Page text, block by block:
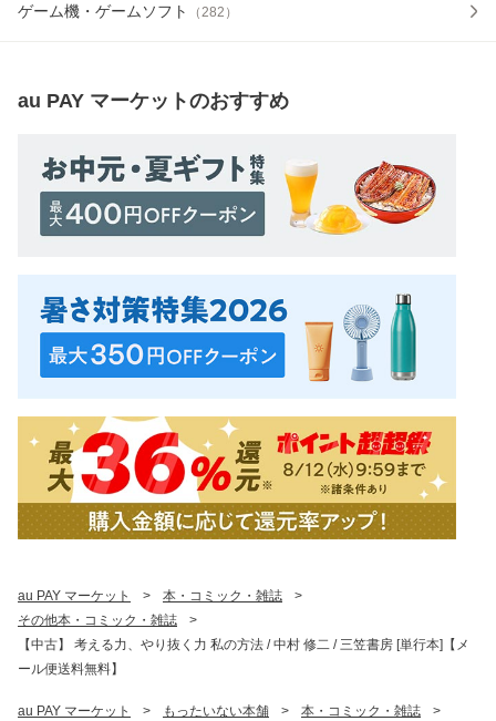
ゲーム機・ゲームソフト （282 ）
au PAY マーケットのおすすめ
au PAY マーケット > 本・コミック・雑誌
>
その他本・コミック・雑誌
>
【中古】 考える力、やり抜く力 私の方法 / 中村 修二 / 三笠書房 [単行本]【メ
ール便送料無料】
au PAY マーケット > もったいない本舗 > 本・コミック・雑誌
>